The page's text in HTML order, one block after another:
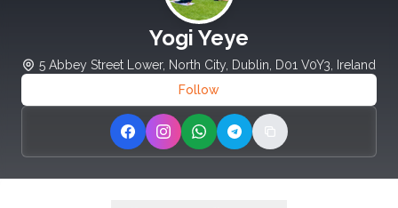
Yogi Yeye
5 Abbey Street Lower, North City, Dublin, D01 V0Y3, Ireland
Follow
Share on Facebook
Share on Instagram
Share on WhatsApp
Share on Telegram
Copy link